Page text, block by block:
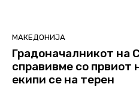
МАКЕДОНИЈА
Градоначалникот на
справивме со првиот
екипи се на терен